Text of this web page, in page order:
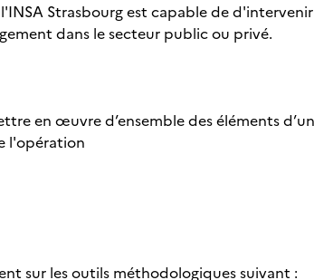
Strasbourg est capable de
dans le secteur public ou privé.
en œuvre d’ensemble des éléments
l'opération
sur les outils méthodologiques suivant :